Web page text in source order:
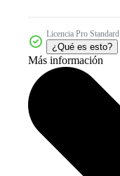
Licencia Pro Standard
¿Qué es esto?
Más información